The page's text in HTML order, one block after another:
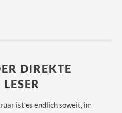
DIREKTE
ist es endlich soweit, im